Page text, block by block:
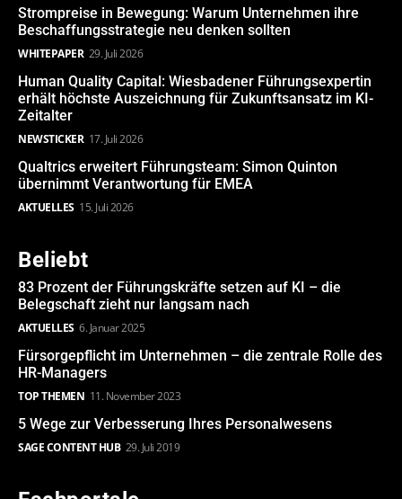
Strompreise in Bewegung: Warum Unternehmen ihre
Beschaffungsstrategie neu denken sollten
WHITEPAPER 29. Juli 2026
Human Quality Capital: Wiesbadener Führungsexpertin
erhält höchste Auszeichnung für Zukunftsansatz im KI-
Zeitalter
NEWSTICKER 17. Juli 2026
Qualtrics erweitert Führungsteam: Simon Quinton
übernimmt Verantwortung für EMEA
AKTUELLES 15. Juli 2026
Beliebt
83 Prozent der Führungskräfte setzen auf KI – die
Belegschaft zieht nur langsam nach
AKTUELLES 6. Januar 2025
Fürsorgepflicht im Unternehmen – die zentrale Rolle des
HR-Managers
TOP THEMEN 11. November 2023
5 Wege zur Verbesserung Ihres Personalwesens
SAGE CONTENT HUB 29. Juli 2019